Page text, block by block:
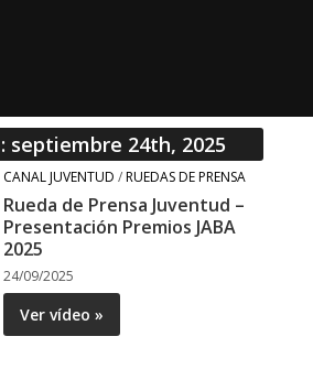
septiembre 24th, 2025
CANAL JUVENTUD /RUEDAS DE PRENSA
Rueda de Prensa Juventud –
Presentación Premios JABA
2025
24/09/2025
Ver vídeo »